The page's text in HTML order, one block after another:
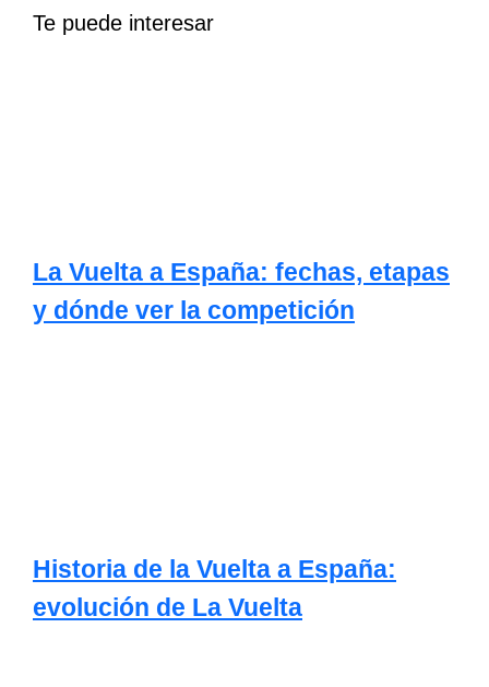
Te puede interesar
La Vuelta a España: fechas, etapas
y dónde ver la competición
Historia de la Vuelta a España:
evolución de La Vuelta